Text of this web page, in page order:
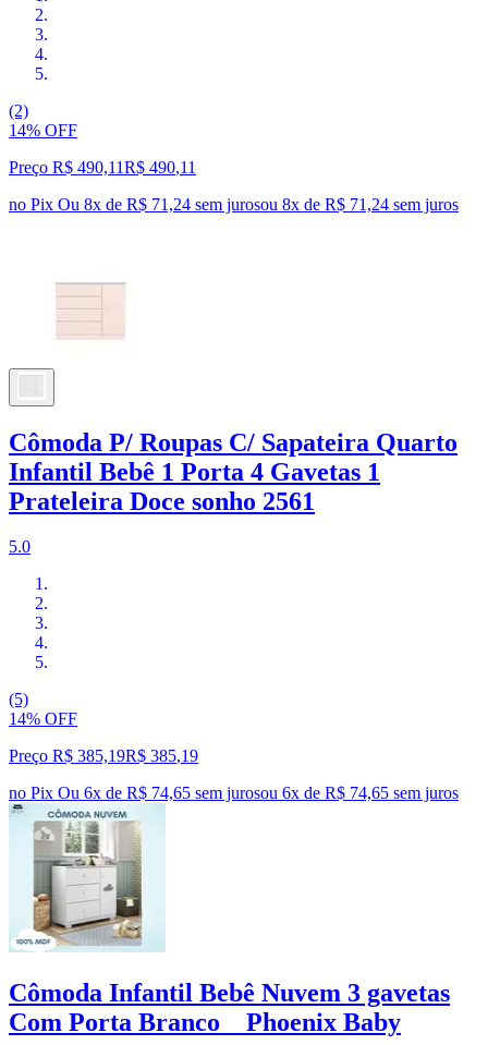
(2)
14% OFF
Preço R$ 490,11R$ 490,11
no Pix Ou 8x de R$ 71,24 sem jurosou 8x de R$ 71,24 sem juros
Cômoda P/ Roupas C/ Sapateira Quarto
Infantil Bebê 1 Porta 4 Gavetas 1
Prateleira Doce sonho 2561
5.0
(5)
14% OFF
Preço R$ 385,19R$ 385,19
no Pix Ou 6x de R$ 74,65 sem jurosou 6x de R$ 74,65 sem juros
Cômoda Infantil Bebê Nuvem 3 gavetas
Com Porta Branco _ Phoenix Baby